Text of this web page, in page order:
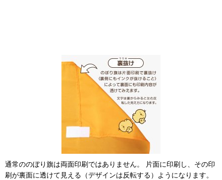
通常ののぼり旗は両面印刷ではありません。 片面に印刷し、その印
刷が裏面に透けて見える（デザインは反転する）ようになります。